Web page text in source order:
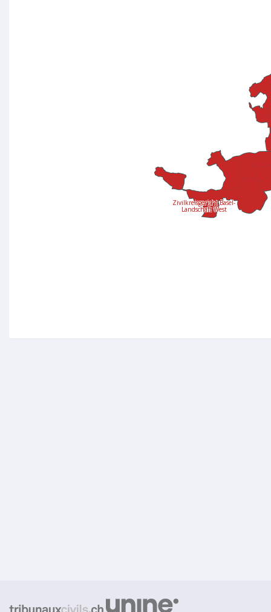
Zivilkreisgericht Basel-
Landschaft West